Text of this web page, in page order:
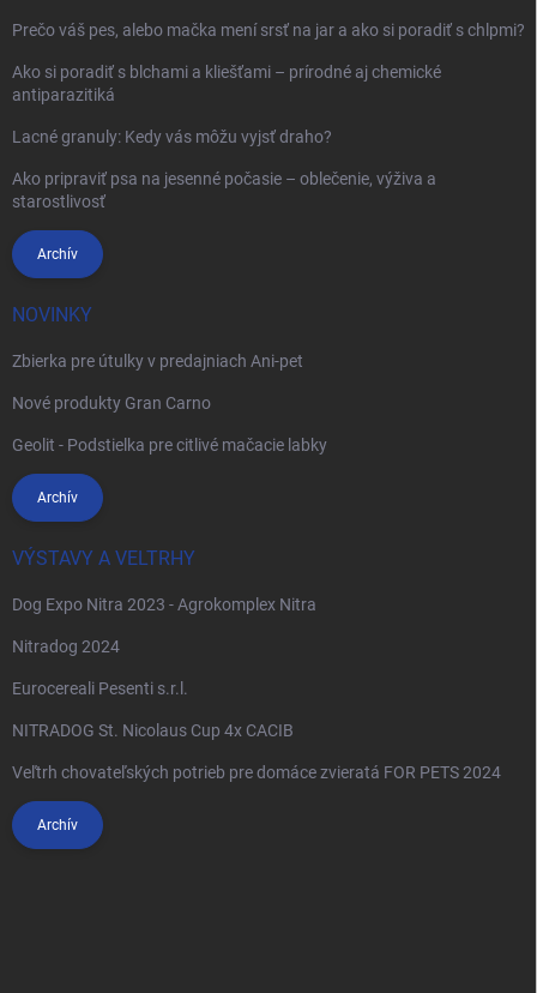
Prečo váš pes, alebo mačka mení srsť na jar a ako si poradiť s chlpmi?
Ako si poradiť s blchami a kliešťami – prírodné aj chemické
antiparazitiká
Lacné granuly: Kedy vás môžu vyjsť draho?
Ako pripraviť psa na jesenné počasie – oblečenie, výživa a
starostlivosť
Archív
NOVINKY
Zbierka pre útulky v predajniach Ani-pet
Nové produkty Gran Carno
Geolit - Podstielka pre citlivé mačacie labky
Archív
VÝSTAVY A VELTRHY
Dog Expo Nitra 2023 - Agrokomplex Nitra
Nitradog 2024
Eurocereali Pesenti s.r.l.
NITRADOG St. Nicolaus Cup 4x CACIB
Veľtrh chovateľských potrieb pre domáce zvieratá FOR PETS 2024
Archív